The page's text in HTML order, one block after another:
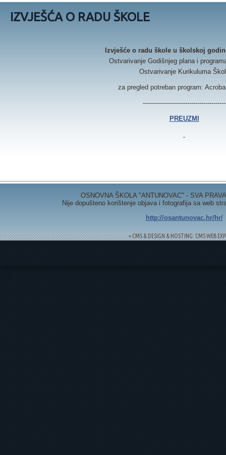
IZVJEŠĆA O RADU ŠKOLE
Izvješće o radu škole u školskoj
Ostvarivanje Godišnjeg plana i
Ostvarivanje Kurikuluma
za pregled potreban program:
-----------------------------------------
PREUZMI
OSNOVNA ŠKOLA "ANTUNOVAC" - SVA
Nije dopušteno korištenje objava i fotografija sa web
http://osantunovac.hr/hr/
= CMS & DESIGN & HOSTING: CMS WEB